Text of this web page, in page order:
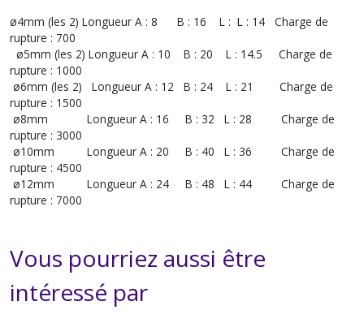
ø4mm (les 2) Longueur A : 8 B : 16 L : L : 14 Charge de
rupture : 700
ø5mm (les 2) Longueur A : 10 B : 20 L : 14.5 Charge de
rupture : 1000
ø6mm (les 2) Longueur A : 12 B : 24 L : 21 Charge de
rupture : 1500
ø8mm Longueur A : 16 B : 32 L : 28 Charge de
rupture : 3000
ø10mm Longueur A : 20 B : 40 L : 36 Charge de
rupture : 4500
ø12mm Longueur A : 24 B : 48 L : 44 Charge de
rupture : 7000
Vous pourriez aussi être
intéressé par